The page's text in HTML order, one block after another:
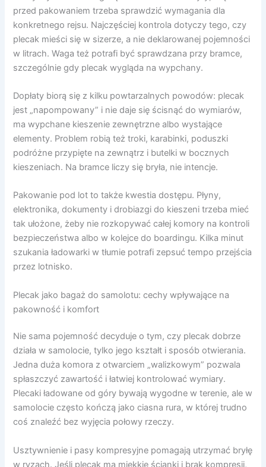
przed pakowaniem trzeba sprawdzić wymagania dla
konkretnego rejsu. Najczęściej kontrola dotyczy tego, czy
plecak mieści się w sizerze, a nie deklarowanej pojemności
w litrach. Waga też potrafi być sprawdzana przy bramce,
szczególnie gdy plecak wygląda na wypchany.
Dopłaty biorą się z kilku powtarzalnych powodów: plecak
jest „napompowany” i nie daje się ścisnąć do wymiarów,
ma wypchane kieszenie zewnętrzne albo wystające
elementy. Problem robią też troki, karabinki, poduszki
podróżne przypięte na zewnątrz i butelki w bocznych
kieszeniach. Na bramce liczy się bryła, nie intencje.
Pakowanie pod lot to także kwestia dostępu. Płyny,
elektronika, dokumenty i drobiazgi do kieszeni trzeba mieć
tak ułożone, żeby nie rozkopywać całej komory na kontroli
bezpieczeństwa albo w kolejce do boardingu. Kilka minut
szukania ładowarki w tłumie potrafi zepsuć tempo przejścia
przez lotnisko.
Plecak jako bagaż do samolotu: cechy wpływające na
pakowność i komfort
Nie sama pojemność decyduje o tym, czy plecak dobrze
działa w samolocie, tylko jego kształt i sposób otwierania.
Jedna duża komora z otwarciem „walizkowym” pozwala
spłaszczyć zawartość i łatwiej kontrolować wymiary.
Plecaki ładowane od góry bywają wygodne w terenie, ale w
samolocie często kończą jako ciasna rura, w której trudno
coś znaleźć bez wyjęcia połowy rzeczy.
Usztywnienie i pasy kompresyjne pomagają utrzymać bryłę
w ryzach. Jeśli plecak ma miękkie ścianki i brak kompresji,